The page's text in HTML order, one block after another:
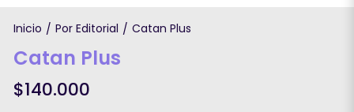
Inicio / Por Editorial / Catan Plus
Catan Plus
$140.000